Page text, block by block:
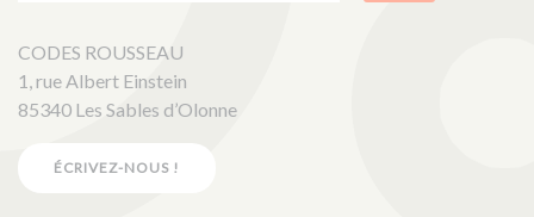
CODES ROUSSEAU
1, rue Albert Einstein
85340 Les Sables d’Olonne
ÉCRIVEZ-NOUS !